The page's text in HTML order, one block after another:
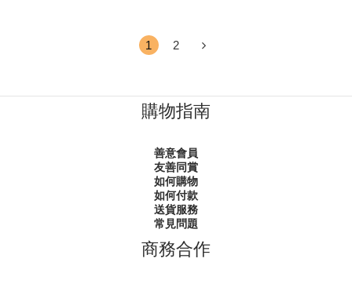
1 2
購物指南
善意會員
友善同賞
如何購物
如何付款
送貨服務
常見問題
商務合作